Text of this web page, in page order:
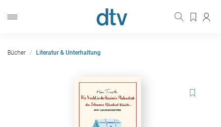
Bücher Literatur & Unterhaltung